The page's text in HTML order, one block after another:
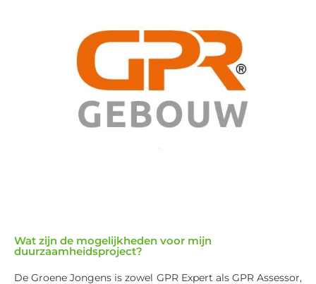
Wat zijn de mogelijkheden voor mijn
duurzaamheidsproject?
De Groene Jongens is zowel GPR Expert als GPR Assessor,